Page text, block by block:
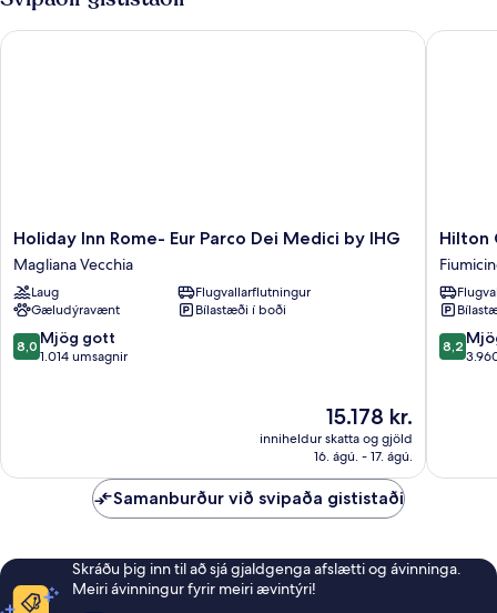
2
einbreið
rúm
Holiday
Inn
Rome-
Eur
Parco
Dei
Medici
Holiday Inn Rome- Eur Parco Dei Medici by IHG
Magliana Vecchia
Laug
Flugvallarflutningur
Gæludýravænt
Bílastæði í boði
8.0
af
8,0 Mjög gott
1.014 umsagnir
Verðið
er
15.178 kr.
15.178 kr.
inniheldur skatta og gjöld
16. ágú. - 17. ágú.
Holiday Inn Rome- Eur Parco Dei Medici by IHG
Hilton
Garden
Inn
Rome
Airport
Hilton
8.2
af
8,2
Hilton
Samanburður við svipaða gististaði
Skráðu þig inn til að sjá gjaldgenga afslætti og ávinninga.
Meiri ávinningur fyrir meiri ævintýri!